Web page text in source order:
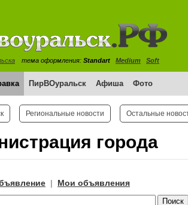
тема оформления: Standart Medium Soft
ПирВОуральск Афиша Фото
Региональные новости Остальные
города
Мои объявления